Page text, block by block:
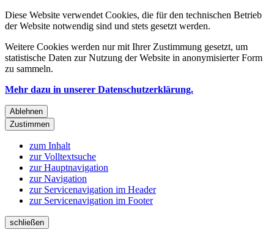
Diese Website verwendet Cookies, die für den technischen Betrieb
der Website notwendig sind und stets gesetzt werden.
Weitere Cookies werden nur mit Ihrer Zustimmung gesetzt, um
statistische Daten zur Nutzung der Website in anonymisierter Form
zu sammeln.
Mehr dazu in unserer Datenschutzerklärung.
Ablehnen
Zustimmen
zum Inhalt
zur Volltextsuche
zur Hauptnavigation
zur Navigation
zur Servicenavigation im Header
zur Servicenavigation im Footer
schließen